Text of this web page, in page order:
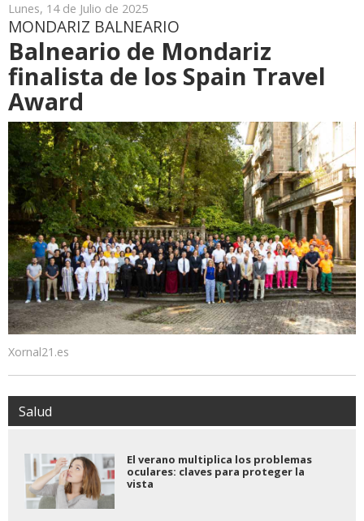
Lunes, 14 de Julio de 2025
MONDARIZ BALNEARIO
Balneario de Mondariz
finalista de los Spain Travel
Award
Xornal21.es
Salud
El verano multiplica los problemas
oculares: claves para proteger la
vista